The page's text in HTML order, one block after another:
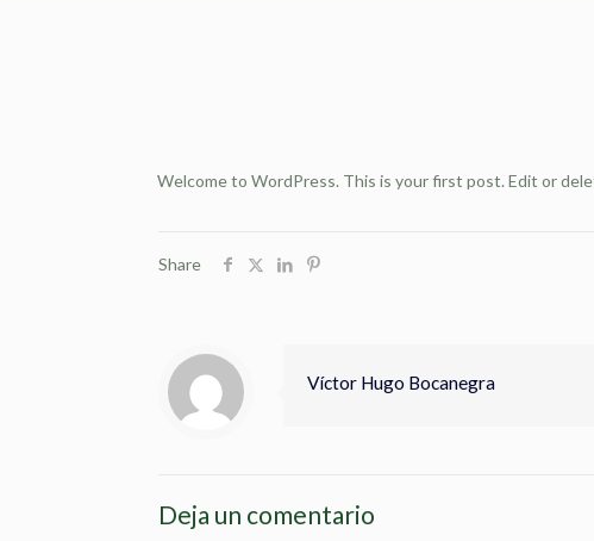
Welcome to WordPress. This is your first post. Edit or
Share
Víctor Hugo Bocanegra
Deja un comentario